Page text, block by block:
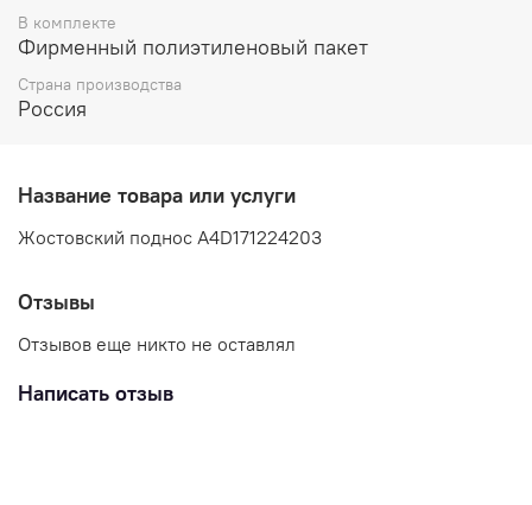
В комплекте
Фирменный полиэтиленовый пакет
Страна производства
Россия
Название товара или услуги
Жостовский поднос A4D171224203
Отзывы
Отзывов еще никто не оставлял
Написать отзыв